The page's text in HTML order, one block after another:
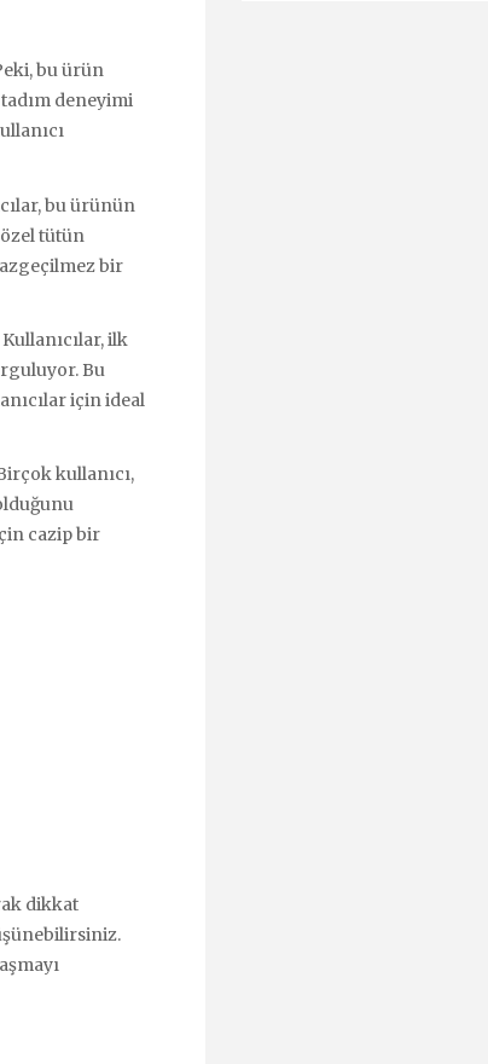
bu ürün
deneyimi
bu ürünün
tütün
bir
ilk
Bu
için ideal
kullanıcı,
cazip bir
dikkat